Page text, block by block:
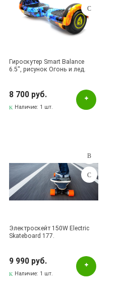
Гироскутер Smart Balance
6.5", рисунок Огонь и лед.
8 700 руб.
Наличие: 1 шт.
Электроскейт 150W Electric
Skateboard 177.
9 990 руб.
Наличие: 1 шт.